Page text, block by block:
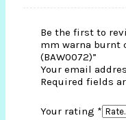
Be the first to
mm warna burnt
(BAW0072)”
Your email
Required fields
Your rating *